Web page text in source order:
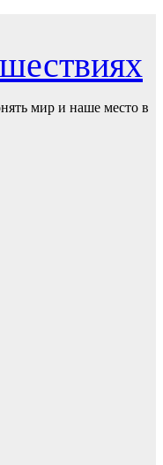
мир и наше место в